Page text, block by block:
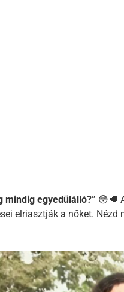
mindig egyedülálló?” 😳🥩
elriasztják a nőket.